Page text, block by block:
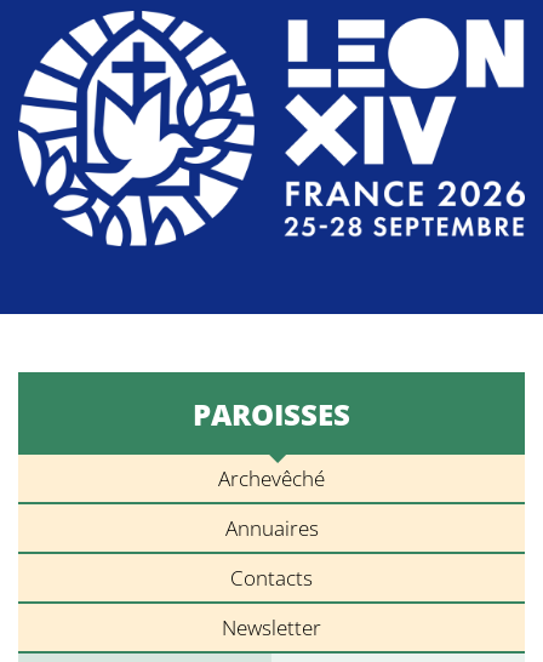
PAROISSES
Archevêché
Annuaires
Contacts
Newsletter